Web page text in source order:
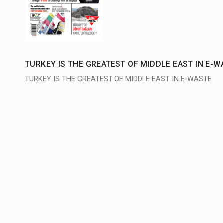
TURKEY IS THE GREATEST OF MIDDLE EAST IN E-
TURKEY IS THE GREATEST OF MIDDLE EAST IN E-WASTE